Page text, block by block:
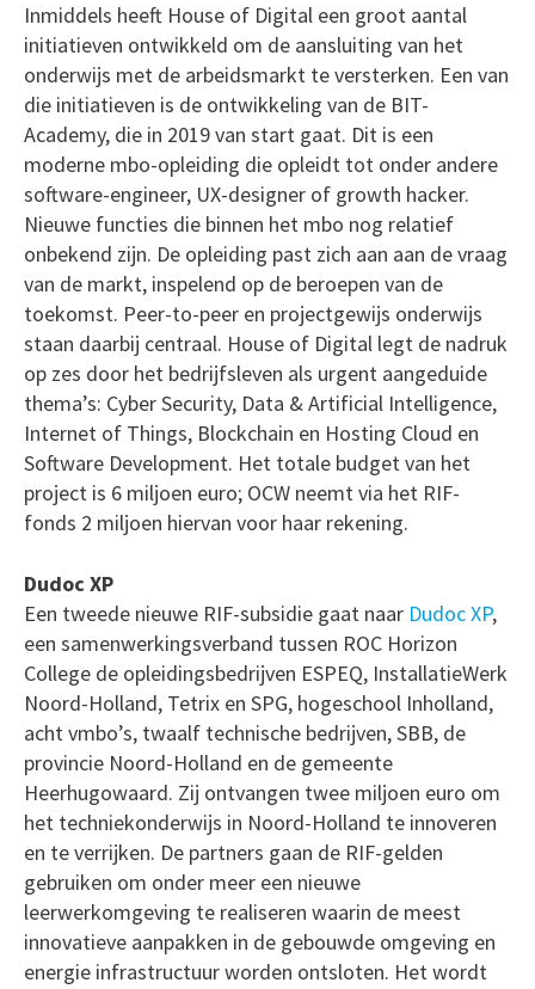
Inmiddels heeft House of Digital een groot aantal
initiatieven ontwikkeld om de aansluiting van het
onderwijs met de arbeidsmarkt te versterken. Een van
die initiatieven is de ontwikkeling van de BIT-
Academy, die in 2019 van start gaat. Dit is een
moderne mbo-opleiding die opleidt tot onder andere
software-engineer, UX-designer of growth hacker.
Nieuwe functies die binnen het mbo nog relatief
onbekend zijn. De opleiding past zich aan aan de vraag
van de markt, inspelend op de beroepen van de
toekomst. Peer-to-peer en projectgewijs onderwijs
staan daarbij centraal. House of Digital legt de nadruk
op zes door het bedrijfsleven als urgent aangeduide
thema’s: Cyber Security, Data & Artificial Intelligence,
Internet of Things, Blockchain en Hosting Cloud en
Software Development. Het totale budget van het
project is 6 miljoen euro; OCW neemt via het RIF-
fonds 2 miljoen hiervan voor haar rekening.
Dudoc XP
Een tweede nieuwe RIF-subsidie gaat naar Dudoc XP,
een samenwerkingsverband tussen ROC Horizon
College de opleidingsbedrijven ESPEQ, InstallatieWerk
Noord-Holland, Tetrix en SPG, hogeschool Inholland,
acht vmbo’s, twaalf technische bedrijven, SBB, de
provincie Noord-Holland en de gemeente
Heerhugowaard. Zij ontvangen twee miljoen euro om
het techniekonderwijs in Noord-Holland te innoveren
en te verrijken. De partners gaan de RIF-gelden
gebruiken om onder meer een nieuwe
leerwerkomgeving te realiseren waarin de meest
innovatieve aanpakken in de gebouwde omgeving en
energie infrastructuur worden ontsloten. Het wordt